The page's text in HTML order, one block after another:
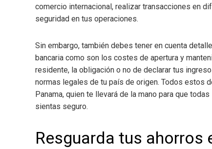
comercio internacional, realizar transacciones en
seguridad en tus operaciones.
Sin embargo, también debes tener en cuenta
bancaria como son los costes de apertura y
residente, la obligación o no de declarar tus
normas legales de tu país de origen. Todos estos
Panama, quien te llevará de la mano para que
sientas seguro.
Resguarda tus ahorros